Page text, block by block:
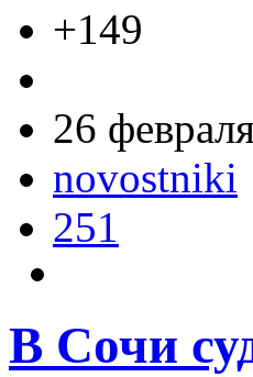
+149
26
novostniki
251
В Сочи